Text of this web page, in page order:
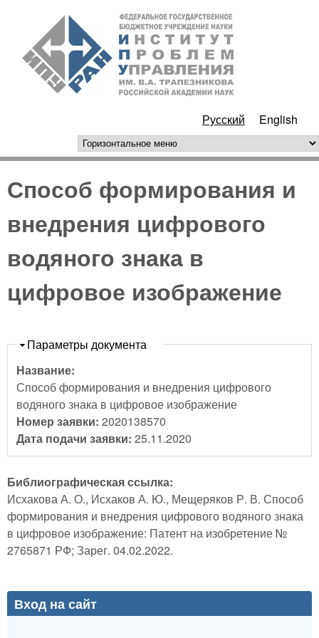
Перейти к основному
содержанию
РАН
Русский English
горизонтальное меню
Способ формирования и
внедрения цифрового
водяного знака в
цифровое изображение
Скрыть
Параметры документа
Название:
Способ формирования и внедрения цифрового
водяного знака в цифровое изображение
Номер заявки: 2020138570
Дата подачи заявки: 25.11.2020
Библиографическая ссылка:
Исхакова А. О., Исхаков А. Ю., Мещеряков Р. В. Способ
формирования и внедрения цифрового водяного знака
в цифровое изображение: Патент на изобретение №
2765871 РФ; Зарег. 04.02.2022.
Вход на сайт